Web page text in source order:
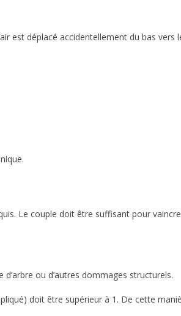
est déplacé accidentellement du bas
Le couple doit être suffisant pour
ou d’autres dommages structurels.
doit être supérieur à 1. De cette